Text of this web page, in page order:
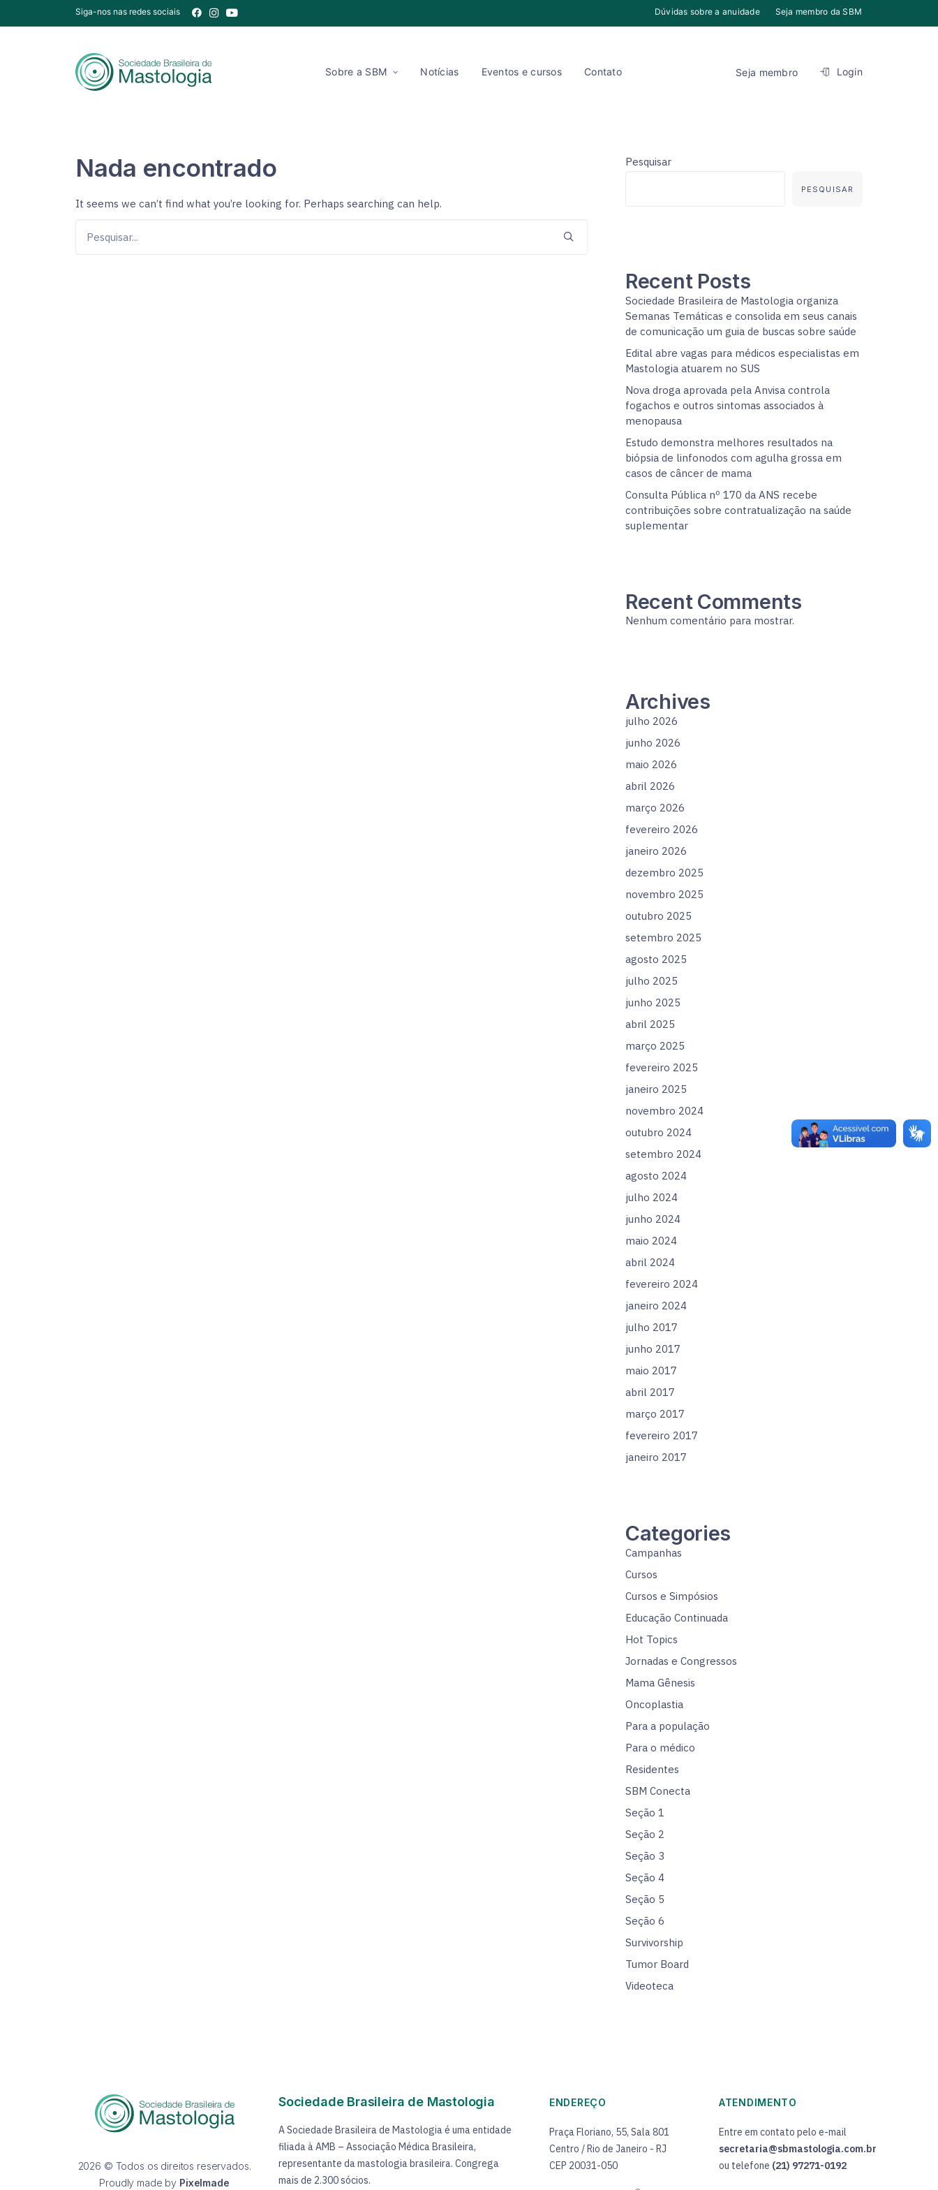
Siga-nos nas redes sociais Dúvidas sobre a anuidade Seja membro da SBM
Sobre a SBM Notícias Eventos e cursos Contato Seja membro Login
Nada encontrado
It seems we can’t find what you’re looking for. Perhaps searching can help.
Pesquisar
PESQUISAR
Recent Posts
Sociedade Brasileira de Mastologia organiza
Semanas Temáticas e consolida em seus canais
de comunicação um guia de buscas sobre saúde
Edital abre vagas para médicos especialistas em
Mastologia atuarem no SUS
Nova droga aprovada pela Anvisa controla
fogachos e outros sintomas associados à
menopausa
Estudo demonstra melhores resultados na
biópsia de linfonodos com agulha grossa em
casos de câncer de mama
Consulta Pública nº 170 da ANS recebe
contribuições sobre contratualização na saúde
suplementar
Recent Comments
Nenhum comentário para mostrar.
Archives
julho 2026
junho 2026
maio 2026
abril 2026
março 2026
fevereiro 2026
janeiro 2026
dezembro 2025
novembro 2025
outubro 2025
setembro 2025
agosto 2025
julho 2025
junho 2025
abril 2025
março 2025
fevereiro 2025
janeiro 2025
novembro 2024
outubro 2024
setembro 2024
agosto 2024
julho 2024
junho 2024
maio 2024
abril 2024
fevereiro 2024
janeiro 2024
julho 2017
junho 2017
maio 2017
abril 2017
março 2017
fevereiro 2017
janeiro 2017
Categories
Campanhas
Cursos
Cursos e Simpósios
Educação Continuada
Hot Topics
Jornadas e Congressos
Mama Gênesis
Oncoplastia
Para a população
Para o médico
Residentes
SBM Conecta
Seção 1
Seção 2
Seção 3
Seção 4
Seção 5
Seção 6
Survivorship
Tumor Board
Videoteca
2026 © Todos os direitos reservados.
Proudly made by Pixelmade
Sociedade Brasileira de Mastologia
A Sociedade Brasileira de Mastologia é uma entidade
filiada à AMB – Associação Médica Brasileira,
representante da mastologia brasileira. Congrega
mais de 2.300 sócios.
ENDEREÇO
Praça Floriano, 55, Sala 801
Centro / Rio de Janeiro - RJ
CEP 20031-050
ATENDIMENTO
Entre em contato pelo e-mail
secretaria@sbmastologia.com.br
ou telefone (21) 97271-0192